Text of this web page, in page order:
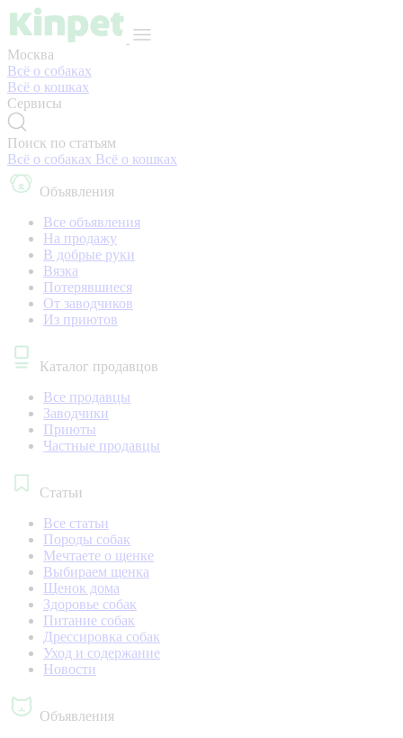
Москва
Всё о собаках
Всё о кошках
Сервисы
Поиск по статьям
Всё о собаках Всё о кошках
Объявления
Все объявления
На продажу
В добрые руки
Вязка
Потерявшиеся
От заводчиков
Из приютов
Каталог продавцов
Все продавцы
Заводчики
Приюты
Частные продавцы
Статьи
Все статьи
Породы собак
Мечтаете о щенке
Выбираем щенка
Щенок дома
Здоровье собак
Питание собак
Дрессировка собак
Уход и содержание
Новости
Объявления